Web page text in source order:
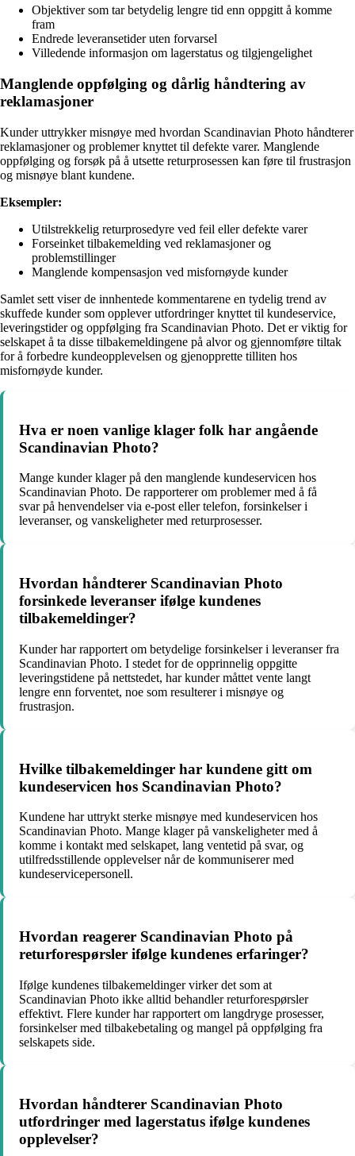
Objektiver som tar betydelig lengre tid enn oppgitt å komme
fram
Endrede leveransetider uten forvarsel
Villedende informasjon om lagerstatus og tilgjengelighet
Manglende oppfølging og dårlig håndtering av
reklamasjoner
Kunder uttrykker misnøye med hvordan Scandinavian Photo håndterer
reklamasjoner og problemer knyttet til defekte varer. Manglende
oppfølging og forsøk på å utsette returprosessen kan føre til frustrasjon
og misnøye blant kundene.
Eksempler:
Utilstrekkelig returprosedyre ved feil eller defekte varer
Forseinket tilbakemelding ved reklamasjoner og
problemstillinger
Manglende kompensasjon ved misfornøyde kunder
Samlet sett viser de innhentede kommentarene en tydelig trend av
skuffede kunder som opplever utfordringer knyttet til kundeservice,
leveringstider og oppfølging fra Scandinavian Photo. Det er viktig for
selskapet å ta disse tilbakemeldingene på alvor og gjennomføre tiltak
for å forbedre kundeopplevelsen og gjenopprette tilliten hos
misfornøyde kunder.
Hva er noen vanlige klager folk har angående
Scandinavian Photo?
Mange kunder klager på den manglende kundeservicen hos
Scandinavian Photo. De rapporterer om problemer med å få
svar på henvendelser via e-post eller telefon, forsinkelser i
leveranser, og vanskeligheter med returprosesser.
Hvordan håndterer Scandinavian Photo
forsinkede leveranser ifølge kundenes
tilbakemeldinger?
Kunder har rapportert om betydelige forsinkelser i leveranser fra
Scandinavian Photo. I stedet for de opprinnelig oppgitte
leveringstidene på nettstedet, har kunder måttet vente langt
lengre enn forventet, noe som resulterer i misnøye og
frustrasjon.
Hvilke tilbakemeldinger har kundene gitt om
kundeservicen hos Scandinavian Photo?
Kundene har uttrykt sterke misnøye med kundeservicen hos
Scandinavian Photo. Mange klager på vanskeligheter med å
komme i kontakt med selskapet, lang ventetid på svar, og
utilfredsstillende opplevelser når de kommuniserer med
kundeservicepersonell.
Hvordan reagerer Scandinavian Photo på
returforespørsler ifølge kundenes erfaringer?
Ifølge kundenes tilbakemeldinger virker det som at
Scandinavian Photo ikke alltid behandler returforespørsler
effektivt. Flere kunder har rapportert om langdryge prosesser,
forsinkelser med tilbakebetaling og mangel på oppfølging fra
selskapets side.
Hvordan håndterer Scandinavian Photo
utfordringer med lagerstatus ifølge kundenes
opplevelser?